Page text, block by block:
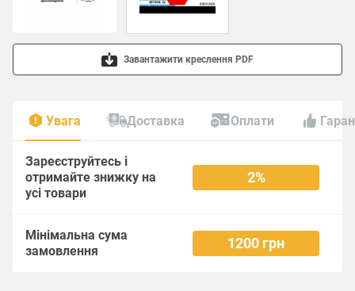
Завантажити креслення PDF
Увага Доставка Оплати
Зареєструйтесь і
отримайте знижку на
усі товари
2%
Мінімальна сума
замовлення
1200 грн